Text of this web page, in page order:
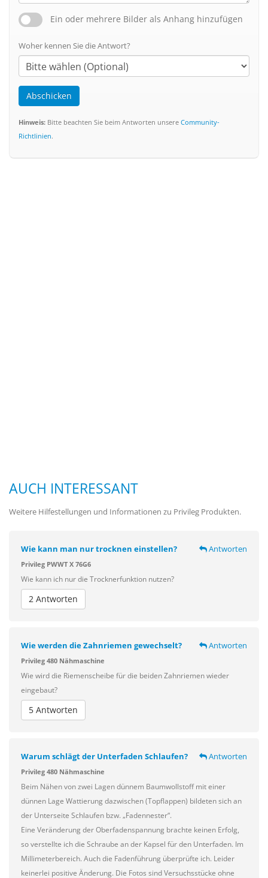
Ein oder mehrere Bilder als Anhang hinzufügen
Woher kennen Sie die Antwort?
Abschicken
Hinweis: Bitte beachten Sie beim Antworten unsere Community-
Richtlinien.
AUCH INTERESSANT
Weitere Hilfestellungen und Informationen zu Privileg Produkten.
Wie kann man nur trocknen einstellen? Antworten
Privileg PWWT X 76G6
Wie kann ich nur die Trocknerfunktion nutzen?
2 Antworten
Wie werden die Zahnriemen gewechselt? Antworten
Privileg 480 Nähmaschine
Wie wird die Riemenscheibe für die beiden Zahnriemen wieder
eingebaut?
5 Antworten
Warum schlägt der Unterfaden Schlaufen? Antworten
Privileg 480 Nähmaschine
Beim Nähen von zwei Lagen dünnem Baumwollstoff mit einer
dünnen Lage Wattierung dazwischen (Topflappen) bildeten sich an
der Unterseite Schlaufen bzw. „Fadennester“.
Eine Veränderung der Oberfadenspannung brachte keinen Erfolg,
so verstellte ich die Schraube an der Kapsel für den Unterfaden. Im
Millimeterbereich. Auch die Fadenführung überprüfte ich. Leider
keinerlei positive Änderung. Die Fotos sind Versuchsstücke ohne